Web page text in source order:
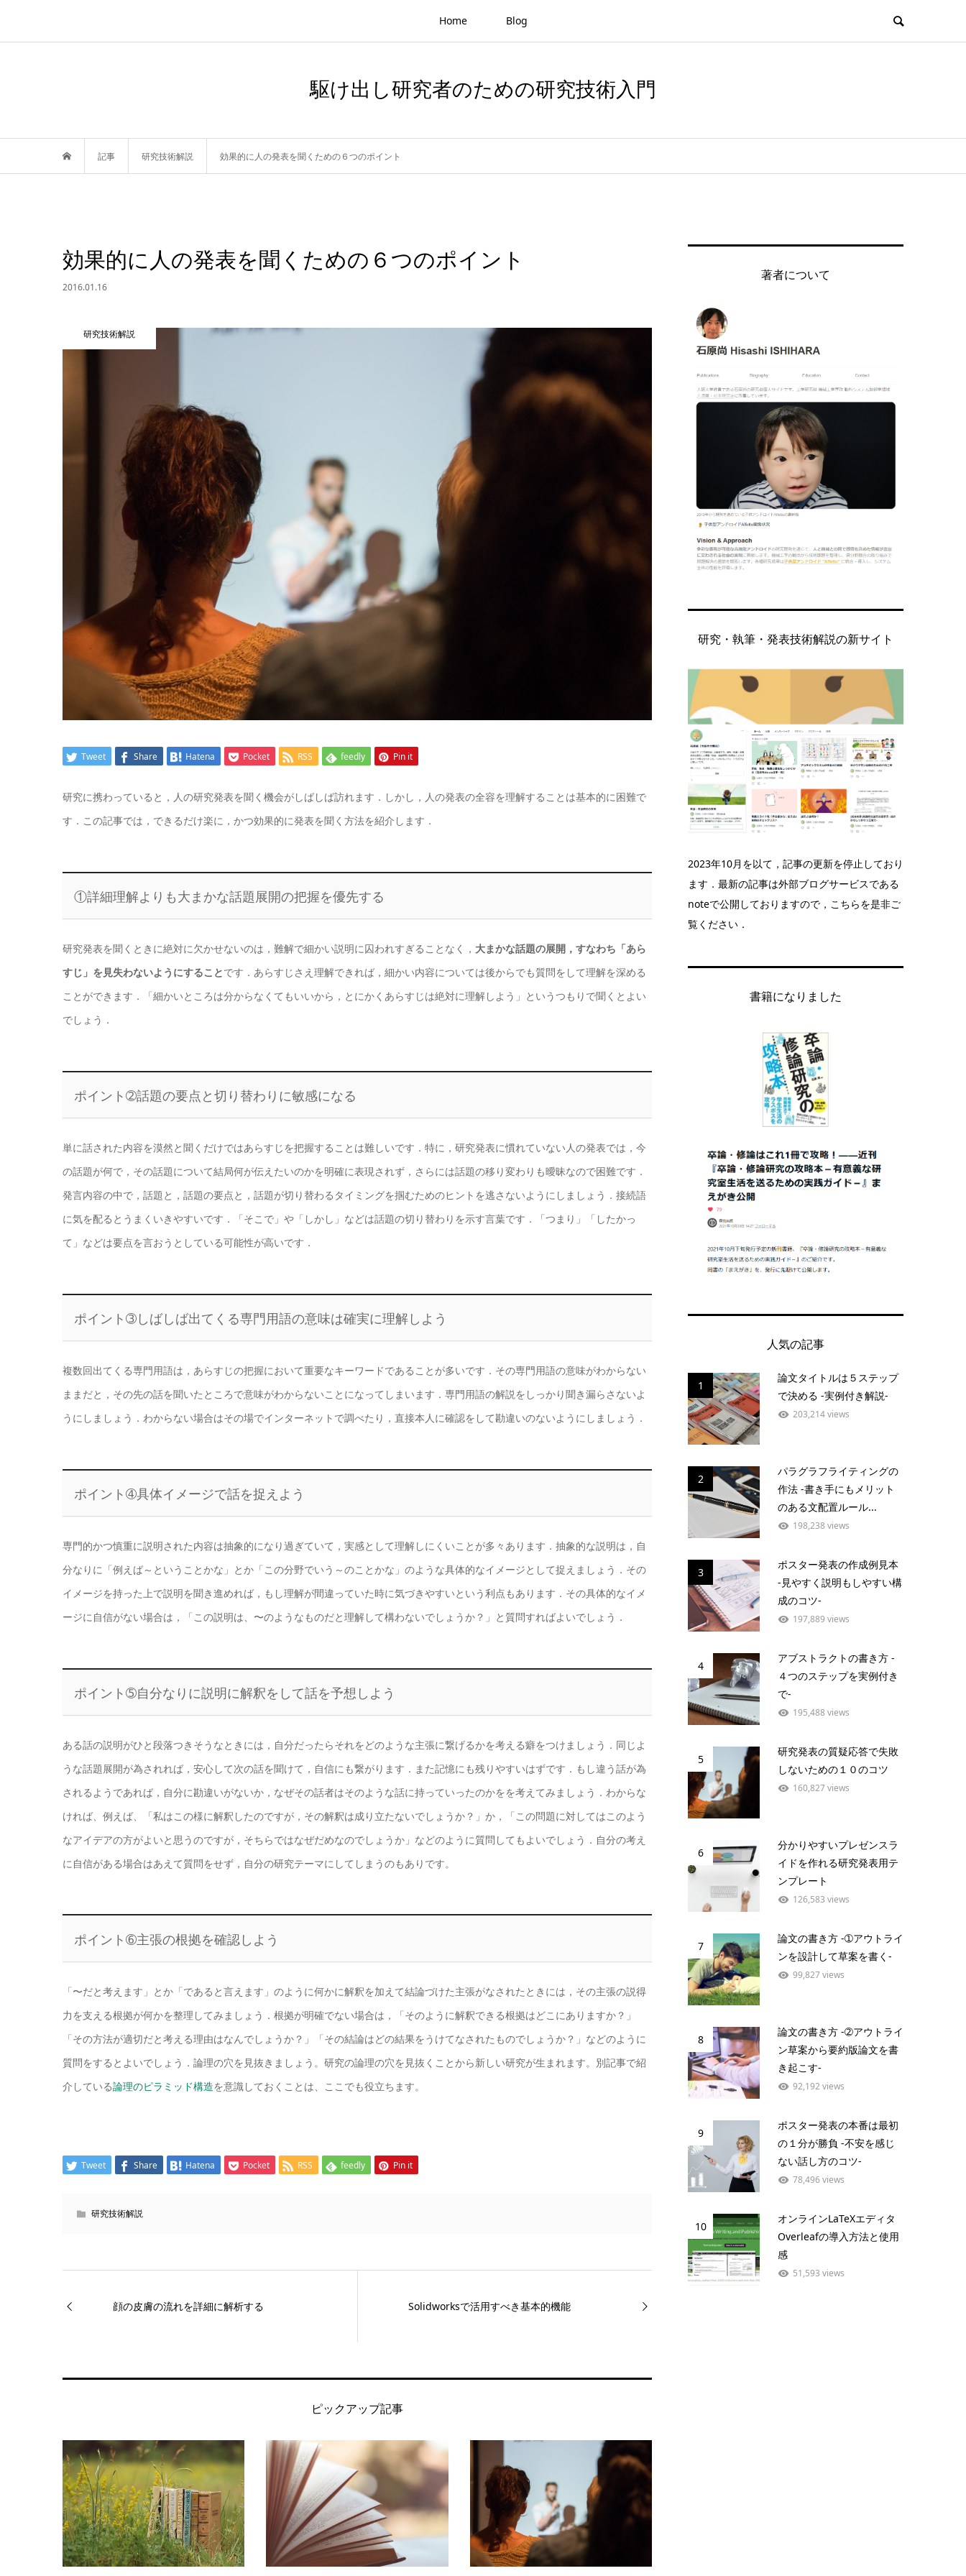
Home Blog
駆け出し研究者のための研究技術入門
記事 研究技術解説 効果的に人の発表を聞くための６つのポイント
効果的に人の発表を聞くための６つのポイント
2016.01.16
研究技術解説
Tweet Share Hatena Pocket RSS feedly Pin it
研究に携わっていると，人の研究発表を聞く機会がしばしば訪れます．しかし，人の発表の全容を理解することは基本的に困難で
す．この記事では，できるだけ楽に，かつ効果的に発表を聞く方法を紹介します．
①詳細理解よりも大まかな話題展開の把握を優先する
研究発表を聞くときに絶対に欠かせないのは，難解で細かい説明に囚われすぎることなく， 大まかな話題の展開，すなわち「あら
すじ」を見失わないようにすることです．あらすじさえ理解できれば，細かい内容については後からでも質問をして理解を深める
ことができます．「細かいところは分からなくてもいいから，とにかくあらすじは絶対に理解しよう」というつもりで聞くとよい
でしょう．
ポイント➁話題の要点と切り替わりに敏感になる
単に話された内容を漠然と聞くだけではあらすじを把握することは難しいです．特に，研究発表に慣れていない人の発表では，今
の話題が何で，その話題について結局何が伝えたいのかを明確に表現されず，さらには話題の移り変わりも曖昧なので困難です．
発言内容の中で，話題と，話題の要点と，話題が切り替わるタイミングを掴むためのヒントを逃さないようにしましょう．接続語
に気を配るとうまくいきやすいです．「そこで」や「しかし」などは話題の切り替わりを示す言葉です．「つまり」「したかっ
て」などは要点を言おうとしている可能性が高いです．
ポイント➂しばしば出てくる専門用語の意味は確実に理解しよう
複数回出てくる専門用語は，あらすじの把握において重要なキーワードであることが多いです．その専門用語の意味がわからない
ままだと，その先の話を聞いたところで意味がわからないことになってしまいます．専門用語の解説をしっかり聞き漏らさないよ
うにしましょう．わからない場合はその場でインターネットで調べたり，直接本人に確認をして勘違いのないようにしましょう．
ポイント➃具体イメージで話を捉えよう
専門的かつ慎重に説明された内容は抽象的になり過ぎていて，実感として理解しにくいことが多々あります．抽象的な説明は，自
分なりに「例えば～ということかな」とか「この分野でいう～のことかな」のような具体的なイメージとして捉えましょう．その
イメージを持った上で説明を聞き進めれば，もし理解が間違っていた時に気づきやすいという利点もあります．その具体的なイメ
ージに自信がない場合は，「この説明は、〜のようなものだと理解して構わないでしょうか？」と質問すればよいでしょう．
ポイント➄自分なりに説明に解釈をして話を予想しよう
ある話の説明がひと段落つきそうなときには，自分だったらそれをどのような主張に繋げるかを考える癖をつけましょう．同じよ
うな話題展開が為されれば，安心して次の話を聞けて，自信にも繋がります．また記憶にも残りやすいはずです．もし違う話が為
されるようであれば，自分に勘違いがないか，なぜその話者はそのような話に持っていったのかをを考えてみましょう．わからな
ければ、例えば、「私はこの様に解釈したのですが，その解釈は成り立たないでしょうか？」か，「この問題に対してはこのよう
なアイデアの方がよいと思うのですが，そちらではなぜだめなのでしょうか」などのように質問してもよいでしょう．自分の考え
に自信がある場合はあえて質問をせず，自分の研究テーマにしてしまうのもありです。
ポイント➅主張の根拠を確認しよう
「〜だと考えます」とか「であると言えます」のように何かに解釈を加えて結論づけた主張がなされたときには，その主張の説得
力を支える根拠が何かを整理してみましょう．根拠が明確でない場合は，「そのように解釈できる根拠はどこにありますか？」
「その方法が適切だと考える理由はなんでしょうか？」「その結論はどの結果をうけてなされたものでしょうか？」などのように
質問をするとよいでしょう．論理の穴を見抜きましょう。研究の論理の穴を見抜くことから新しい研究が生まれます。別記事で紹
介している論理のピラミッド構造を意識しておくことは、ここでも役立ちます。
Tweet Share Hatena Pocket RSS feedly Pin it
研究技術解説
顔の皮膚の流れを詳細に解析する Solidworksで活用すべき基本的機能
ピックアップ記事
著者について
研究・執筆・発表技術解説の新サイト
2023年10月を以て，記事の更新を停止しており
ます．最新の記事は外部ブログサービスである
noteで公開しておりますので，こちらを是非ご
覧ください．
書籍になりました
人気の記事
1
論文タイトルは５ステップ
で決める -実例付き解説-
203,214 views
2
パラグラフライティングの
作法 -書き手にもメリット
のある文配置ルール...
198,238 views
3
ポスター発表の作成例見本
-見やすく説明もしやすい構
成のコツ-
197,889 views
4
アブストラクトの書き方 -
４つのステップを実例付き
で-
195,488 views
5
研究発表の質疑応答で失敗
しないための１０のコツ
160,827 views
6
分かりやすいプレゼンスラ
イドを作れる研究発表用テ
ンプレート
126,583 views
7
論文の書き方 -➀アウトライ
ンを設計して草案を書く-
99,827 views
8
論文の書き方 -➁アウトライ
ン草案から要約版論文を書
き起こす-
92,192 views
9
ポスター発表の本番は最初
の１分が勝負 -不安を感じ
ない話し方のコツ-
78,496 views
10
オンラインLaTeXエディタ
Overleafの導入方法と使用
感
51,593 views